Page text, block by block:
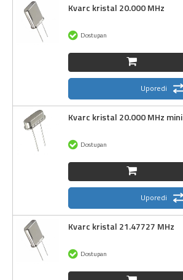
Kvarc kristal 20.000 MHz
Dostupan
Uporedi
Kvarc kristal 20.000 MHz mini
Dostupan
Uporedi
Kvarc kristal 21.47727 MHz
Dostupan